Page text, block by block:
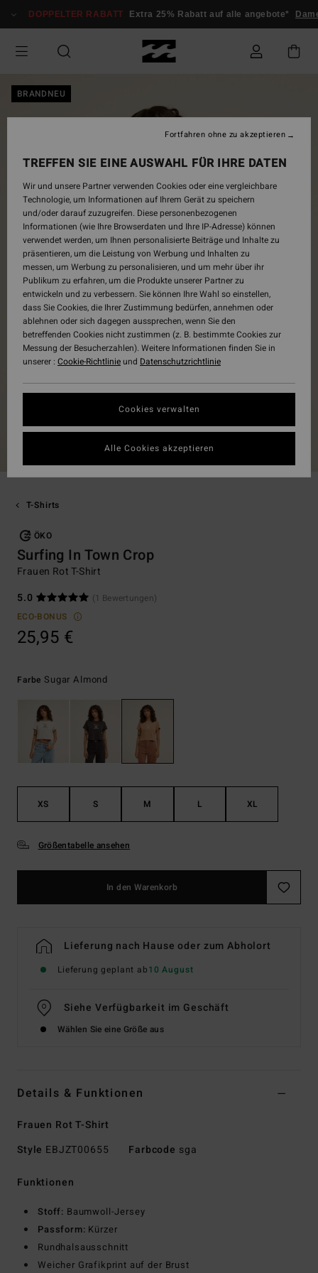
zur
springen
DOPPELTER RABATT Extra 25% Rabatt auf alle angebote* Damen
BRANDNEU
T-Shirts
ÖKO
Surfing In Town Crop
Frauen Rot T-Shirt
5.0
(1 Bewertungen)
ECO-BONUS
25,95 €
Farbe Sugar Almond
XS S M L XL
Größentabelle ansehen
In den Warenkorb
Lieferung nach Hause oder zum Abholort
Lieferung geplant ab10 August
Siehe Verfügbarkeit im Geschäft
Wählen Sie eine Größe aus
Details & Funktionen
Frauen Rot T-Shirt
Style EBJZT00655 Farbcode sga
Funktionen
Stoff: Baumwoll-Jersey
Passform: Kürzer
Rundhalsausschnitt
Weicher Grafikprint auf der Brust
TREFFEN SIE EINE AUSWAHL FÜR IHRE DATEN
Wir und unsere Partner verwenden Cookies oder eine vergleichbare
Technologie, um Informationen auf Ihrem Gerät zu speichern
und/oder darauf zuzugreifen. Diese personenbezogenen
Informationen (wie Ihre Browserdaten und Ihre IP-Adresse) können
verwendet werden, um Ihnen personalisierte Beiträge und Inhalte zu
präsentieren, um die Leistung von Werbung und Inhalten zu
messen, um Werbung zu personalisieren, und um mehr über ihr
Publikum zu erfahren, um die Produkte unserer Partner zu
entwickeln und zu verbessern. Sie können Ihre Wahl so einstellen,
dass Sie Cookies, die Ihrer Zustimmung bedürfen, annehmen oder
ablehnen oder sich dagegen aussprechen, wenn Sie den
betreffenden Cookies nicht zustimmen (z. B. bestimmte Cookies zur
Messung der Besucherzahlen). Weitere Informationen finden Sie in
unserer : Cookie-Richtlinieund Datenschutzrichtlinie
Cookies verwalten
Fortfahren ohne zu akzeptieren
Alle Cookies akzeptieren